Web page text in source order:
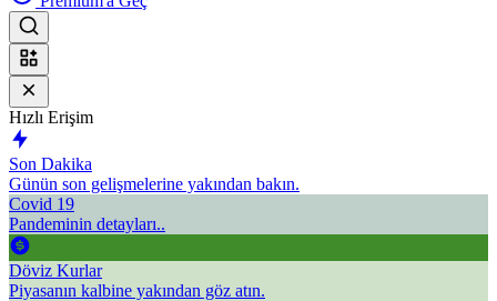
Hızlı Erişim
Son Dakika
Günün son gelişmelerine yakından bakın.
Covid 19
Pandeminin detayları..
Döviz Kurlar
Piyasanın kalbine yakından göz atın.